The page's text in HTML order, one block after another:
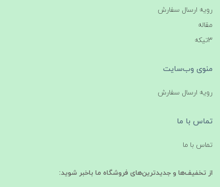
رویه ارسال سفارش
مقاله
3تیکه
منوی وب‌سایت
رویه ارسال سفارش
تماس با ما
تماس با ما
از تخفیف‌ها و جدیدترین‌های فروشگاه ما باخبر شوید: